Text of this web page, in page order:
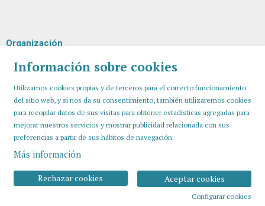
Organización
Información sobre cookies
Utilizamos cookies propias y de terceros para el correcto funcionamiento
del sitio web, y si nos da su consentimiento, también utilizaremos cookies
para recopilar datos de sus visitas para obtener estadísticas agregadas para
mejorar nuestros servicios y mostrar publicidad relacionada con sus
preferencias a partir de sus hábitos de navegación.
Más información
Aceptar cookies
Rechazar cookies
Configurar cookies